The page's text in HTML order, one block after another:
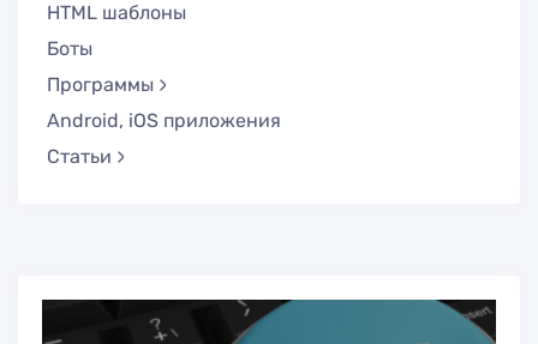
HTML шаблоны
Боты
Программы
Android, iOS приложения
Статьи